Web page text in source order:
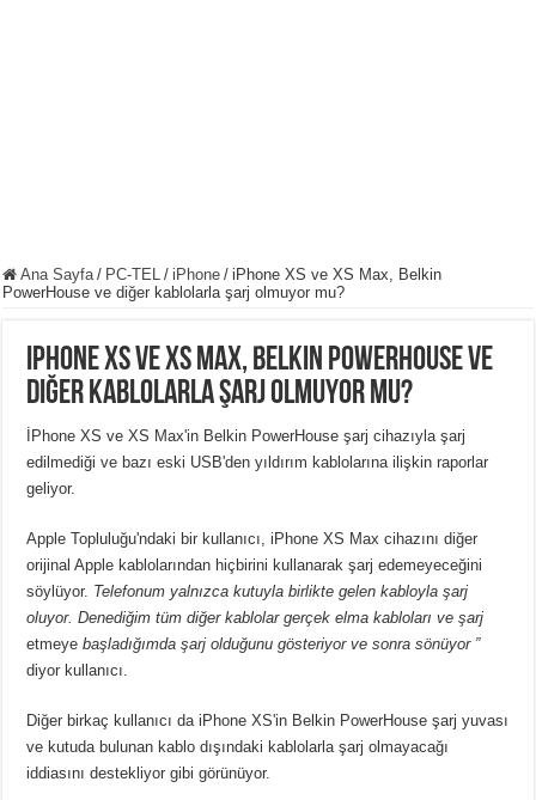
Ana Sayfa / PC-TEL / iPhone / iPhone XS ve XS Max, Belkin
PowerHouse ve diğer kablolarla şarj olmuyor mu?
iPhone XS ve XS Max, Belkin PowerHouse ve
diğer kablolarla şarj olmuyor mu?
İPhone XS ve XS Max'in Belkin PowerHouse şarj cihazıyla şarj
edilmediği ve bazı eski USB'den yıldırım kablolarına ilişkin raporlar
geliyor.
Apple Topluluğu'ndaki bir kullanıcı, iPhone XS Max cihazını diğer
orijinal Apple kablolarından hiçbirini kullanarak şarj edemeyeceğini
söylüyor. Telefonum yalnızca kutuyla birlikte gelen kabloyla şarj
oluyor. Denediğim tüm diğer kablolar gerçek elma kabloları ve şarj
etmeyebaşladığımda şarj olduğunu gösteriyor ve sonra sönüyor ”
diyor kullanıcı.
Diğer birkaç kullanıcı da iPhone XS'in Belkin PowerHouse şarj yuvası
ve kutuda bulunan kablo dışındaki kablolarla şarj olmayacağı
iddiasını destekliyor gibi görünüyor.